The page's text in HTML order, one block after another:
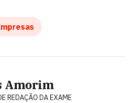
Amorim
REDAÇÃO DA EXAME